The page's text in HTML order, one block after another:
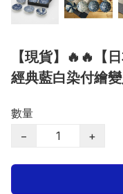
【現貨】🔥🔥【
經典藍白染付繪
數量
−
+